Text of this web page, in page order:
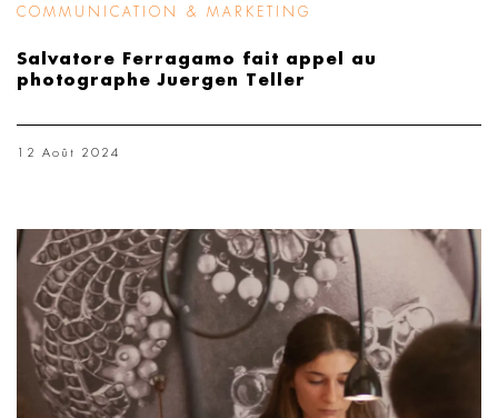
COMMUNICATION & MARKETING
Salvatore Ferragamo fait appel au
photographe Juergen Teller
12 Août 2024